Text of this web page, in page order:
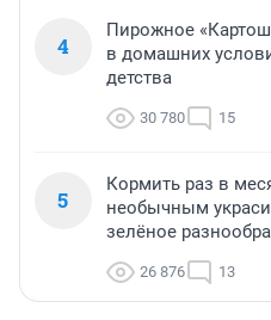
4
Пирожное
в домашних
детства
30 780 15
5
Кормить раз в
необычным
зелёное
26 876 13